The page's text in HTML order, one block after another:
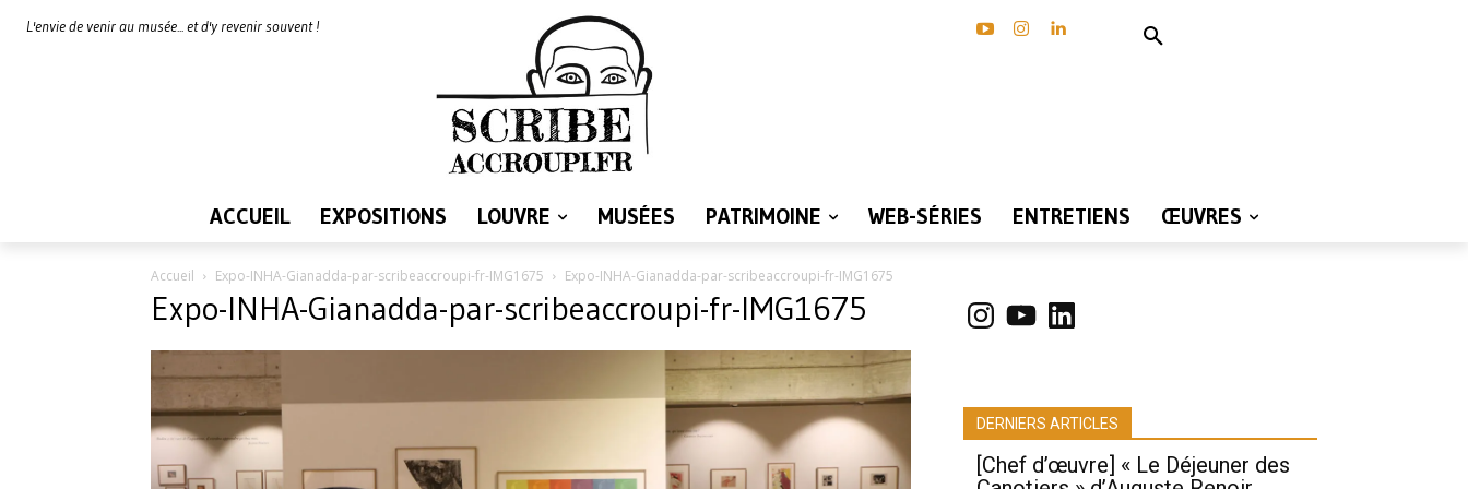
L'envie de venir au musée... et d'y revenir souvent !
ACCUEIL EXPOSITIONS LOUVRE MUSÉES PATRIMOINE WEB-SÉRIES ENTRETIENS ŒUVRES
Accueil Expo-INHA-Gianadda-par-scribeaccroupi-fr-IMG1675 Expo-INHA-Gianadda-par-scribeaccroupi-fr-IMG1675
Expo-INHA-Gianadda-par-scribeaccroupi-fr-IMG1675 Instagram
YouTubeLinkedIn
DERNIERS ARTICLES
[Chef d’œuvre] « Le Déjeuner des